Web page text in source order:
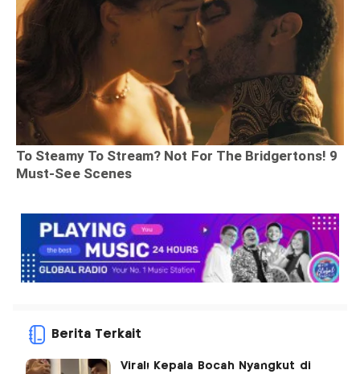
Berita Terkait
Viral! Kepala Bocah Nyangkut di